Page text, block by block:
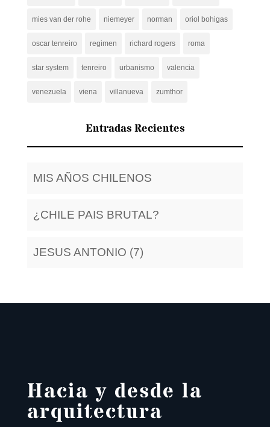
mies van der rohe niemeyer norman oriol bohigas
oscar tenreiro regimen richard rogers roma
star system tenreiro urbanismo valencia
venezuela viena villanueva zumthor
Entradas Recientes
MIS AÑOS CHILENOS
¿CHILE PAIS BRUTAL?
JESUS ANTONIO (7)
Hacia y desde la
arquitectura